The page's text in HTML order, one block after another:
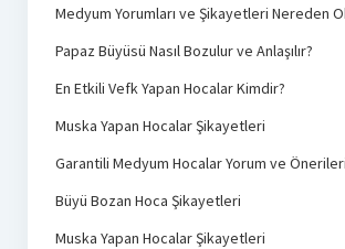
Medyum Yorumları ve Şikayetleri Nereden
Papaz Büyüsü Nasıl Bozulur ve Anlaşılır?
En Etkili Vefk Yapan Hocalar Kimdir?
Muska Yapan Hocalar Şikayetleri
Garantili Medyum Hocalar Yorum ve Önerileri
Büyü Bozan Hoca Şikayetleri
Muska Yapan Hocalar Şikayetleri